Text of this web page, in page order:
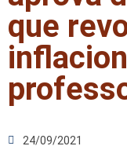
que
24/09/2021